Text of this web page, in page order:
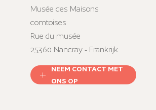
Musée des Maisons
comtoises
Rue du musée
25360 Nancray - Frankrijk
NEEM CONTACT MET
ONS OP